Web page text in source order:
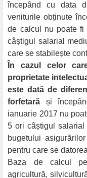
începând cu data
veniturile obținute
de calcul nu poate
câștigul salarial
care se stabilește
În cazul celor
proprietate
este dată de
forfetară și
ianuarie 2017 nu
5 ori câștigul salarial
bugetului
pentru care se
Baza de calcul
agricultură,